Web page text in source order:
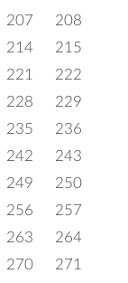
207
208
214
215
221
222
228
229
235
236
242
243
249
250
256
257
263
264
270
271